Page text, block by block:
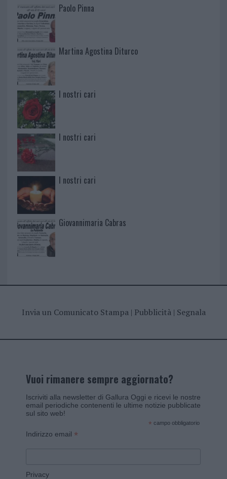
Paolo Pinna
Martina Agostina Diturco
I nostri cari
I nostri cari
I nostri cari
Giovannimaria Cabras
Invia un Comunicato Stampa| Pubblicità| Segnala
Vuoi rimanere sempre aggiornato?
Iscriviti alla newsletter di Gallura Oggi e ricevi le nostre
email periodiche contenenti le ultime notizie pubblicate
sul sito web!
* campo obbligatorio
Indirizzo email *
Privacy